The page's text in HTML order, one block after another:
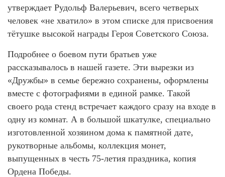
утверждает Рудольф Валерьевич, всего четверых
человек «не хватило» в этом списке для присвоения
тётушке высокой награды Героя Советского Союза.
Подробнее о боевом пути братьев уже
рассказывалось в нашей газете. Эти вырезки из
«Дружбы» в семье бережно сохранены, оформлены
вместе с фотографиями в единой рамке. Такой
своего рода стенд встречает каждого сразу на входе в
одну из комнат. А в большой шкатулке, специально
изготовленной хозяином дома к памятной дате,
рукотворные альбомы, коллекция монет,
выпущенных в честь 75-летия праздника, копия
Ордена Победы.